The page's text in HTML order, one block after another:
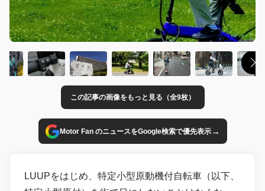
この記事の画像をもっと見る（全9枚）
Motor Fan のニュースをGoogle検索で優先表示→
LUUPをはじめ、特定小型原動機付自転車（以下、